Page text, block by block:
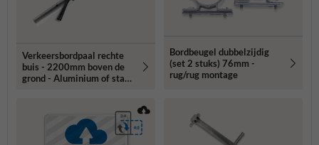
Verkeersbordpaal rechte
buis - 2200mm boven de
grond - Aluminium of staal
Bordbeugel dubbelzijdig
(set 2 stuks) 76mm -
rug/rug montage